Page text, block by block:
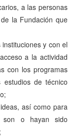
a las personas
la Fundación que
y con el
a la actividad
con los programas
de técnico
así como para
o hayan sido